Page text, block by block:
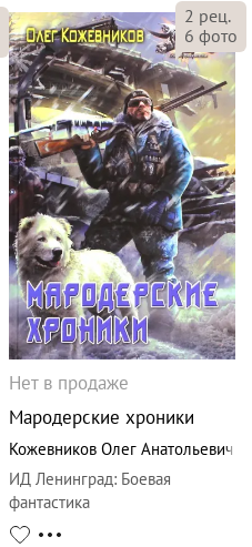
2 рец.
6 фото
Нет в продаже
Мародерские хроники
Кожевников Олег Анатольевич
ИД Ленинград: Боевая
фантастика